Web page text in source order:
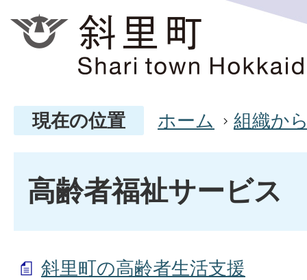
現在の位置 ホーム 組織か
高齢者福祉サービス
斜里町の高齢者生活支援